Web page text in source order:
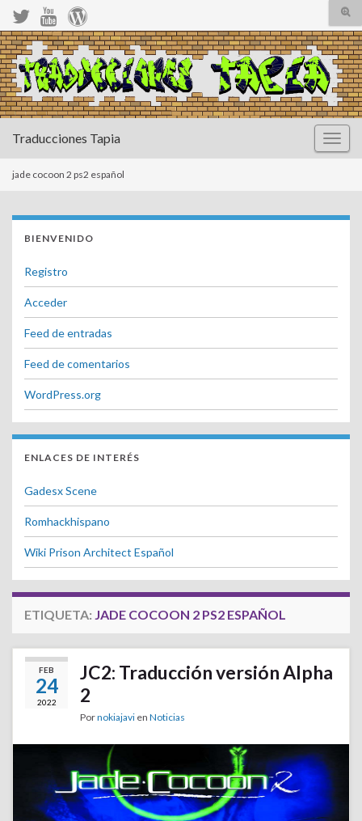
de
Search for:
Traducciones Tapia
jade cocoon 2 ps2 español
BIENVENIDO
Registro
Acceder
Feed de entradas
Feed de comentarios
WordPress.org
ENLACES DE INTERÉS
Gadesx Scene
Romhackhispano
Wiki Prison Architect Español
ETIQUETA: JADE COCOON 2 PS2 ESPAÑOL
FEB
24
2022
JC2: Traducción versión Alpha
2
Pornokiajavi en Noticias